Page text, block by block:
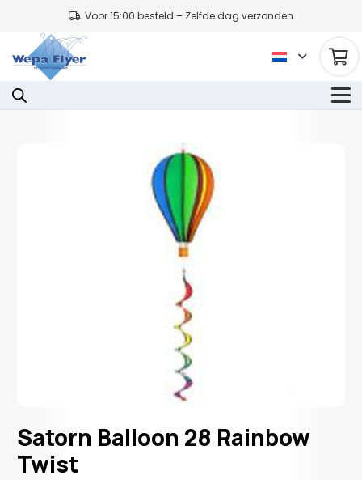
Voor 15:00 besteld – Zelfde dag verzonden
Satorn Balloon 28 Rainbow
Twist